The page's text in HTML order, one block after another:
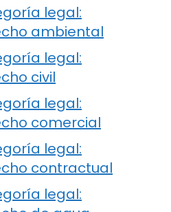
legal:
ambiental
legal:
civil
legal:
comercial
legal:
contractual
legal: